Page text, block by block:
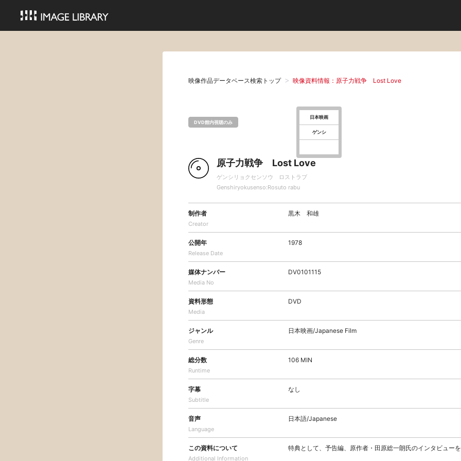
映像作品データベース検索トップ 映像資料情報：原子力戦争 Lost Love
DVD館内視聴のみ
日本映画
ゲンシ
原子力戦争 Lost Love
ゲンシリョクセンソウ ロストラブ
Genshiryokusenso:Rosuto rabu
制作者
Creator
黒木 和雄
公開年
Release Date
1978
媒体ナンバー
Media No
DV0101115
資料形態
Media
DVD
ジャンル
Genre
日本映画/Japanese Film
総分数
Runtime
106 MIN
字幕
Subtitle
なし
音声
Language
日本語/Japanese
この資料について
Additional Information
特典として、予告編、原作者・田原総一朗氏のインタビュー